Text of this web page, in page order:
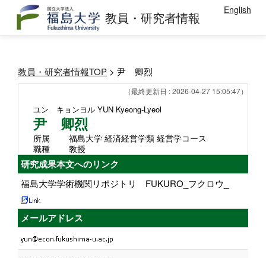
教員・研究者情報 English
教員・研究者情報TOP > 尹 卿烈
（最終更新日 : 2026-04-27 15:05:47）
ユン キョンヨル YUN Kyeong-Lyeol
尹 卿烈
所属
福島大学 経済経営学類 経営学コース
職種
教授
研究成果本文へのリンク
福島大学学術機関リポジトリ FUKURO_フクロウ_
メールアドレス